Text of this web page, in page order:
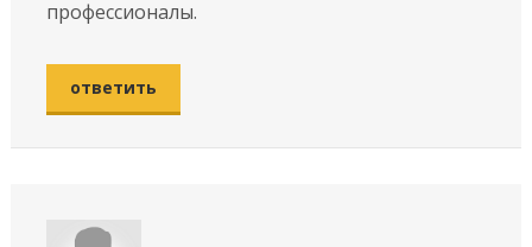
профессионалы.
ответить